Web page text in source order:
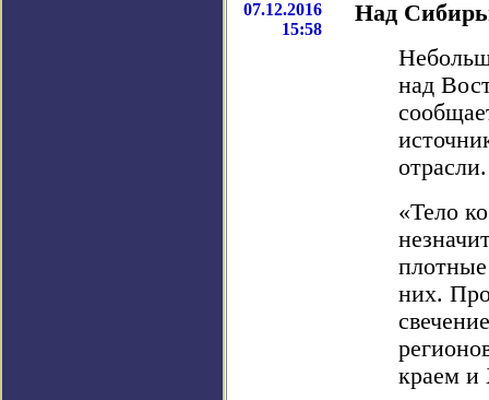
07.12.2016
15:58
Над
над
отрасли.
«Тело
них.
краем и